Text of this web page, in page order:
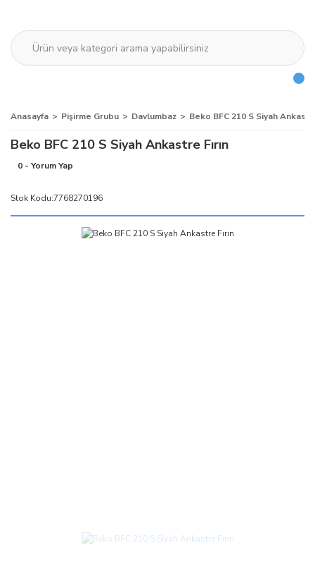
Anasayfa Pişirme Grubu Davlumbaz Beko BFC 210 S Siyah
Beko BFC 210 S Siyah Ankastre Fırın
0 - Yorum Yap
Stok Kodu:7768270196